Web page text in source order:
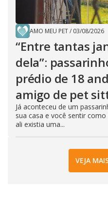
AMO MEU PET/ 03/08/2026
“Entre tantas
dela”:
prédio de 18
amigo de pet
Já aconteceu de um
sua casa e você sentir
ali existia uma...
VEJA